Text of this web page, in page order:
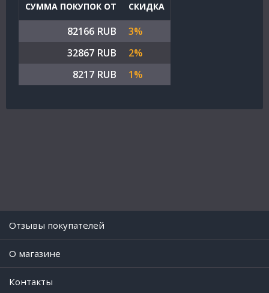
СУММА ПОКУПОК ОТ СКИДКА
82166 RUB
3%
32867 RUB
2%
8217 RUB
1%
Отзывы покупателей
O магазине
Контакты